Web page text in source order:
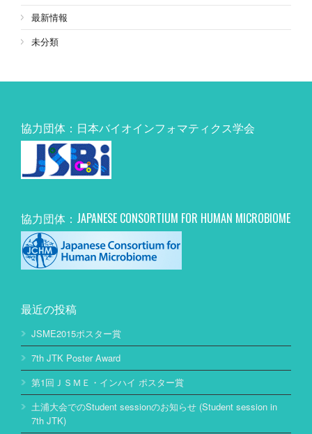
最新情報
未分類
協力団体：日本バイオインフォマティクス学会
協力団体：JAPANESE CONSORTIUM FOR HUMAN MICROBIOME
最近の投稿
JSME2015ポスター賞
7th JTK Poster Award
第1回ＪＳＭＥ・インハイ ポスター賞
土浦大会でのStudent sessionのお知らせ (Student session in
7th JTK)